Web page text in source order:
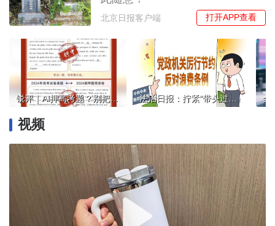
北京日报客户端 打开APP查看
锐评｜AI押高考题？别把前途“押”给营销套路 法治日报：拧紧“带头过紧日子”的制度螺栓
视频